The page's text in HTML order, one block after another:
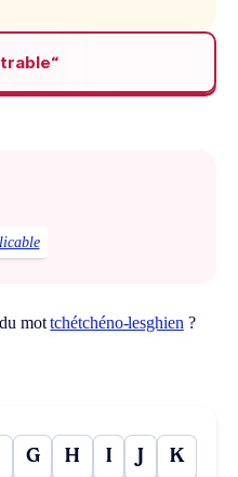
mottchétchéno-lesghien ?
G H I J K